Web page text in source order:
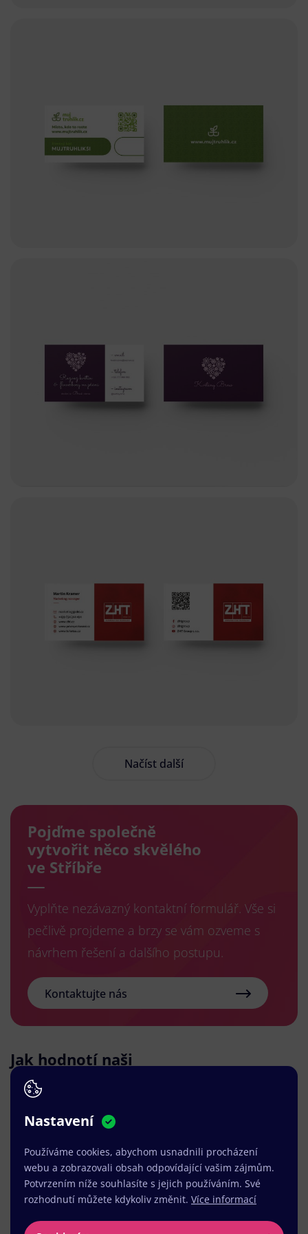
Načíst další
Pojďme společně
vytvořit něco skvělého
ve Stříbře
Vyplňte nezávazný kontaktní formulář. Vše si
pečlivě projdeme a brzy se vám ozveme s
návrhem řešení a dalšího postupu.
Kontaktujte nás
Jak hodnotí naši
práci sami klienti?
Společnost WEBNIA s.r.o. jsem zvolil na základě
referencí a jimi realizovaného webu, který se mi
konstrukčně libíl. Návrh webu a spolupráce
probíhala naprosto perfektně. Realizace byla
Nastavení
Používáme cookies, abychom usnadnili procházení
webu a zobrazovali obsah odpovídající vašim zájmům.
Potvrzením níže souhlasíte s jejich používáním. Své
rozhodnutí můžete kdykoliv změnit. Více informací